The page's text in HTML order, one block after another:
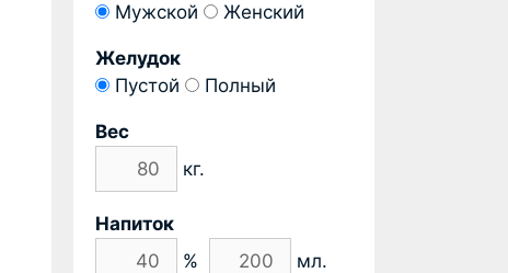
Мужской
Женский
Желудок
Пустой
Полный
Вес
кг.
Напиток
%
мл.